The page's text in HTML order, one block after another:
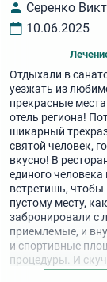
Серенко
10.06.2025
Отдыхали в
уезжать из
прекрасные
отель региона!
шикарный
святой человек,
вкусно! В
единого
встретишь, чтобы
пустому месту,
забронировали с
приемлемые, и
и спортивные
процедуры. И
полечат. Так